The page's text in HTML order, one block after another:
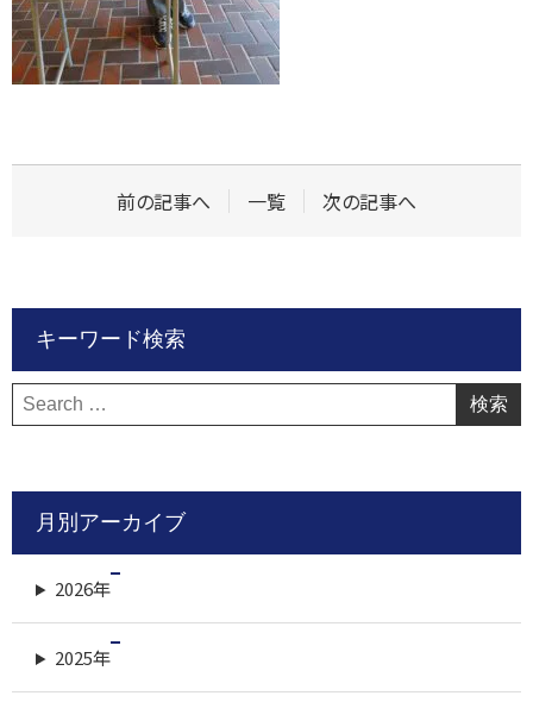
前の記事へ 一覧 次の記事へ
キーワード検索
検
索:
月別アーカイブ
2026年
2025年